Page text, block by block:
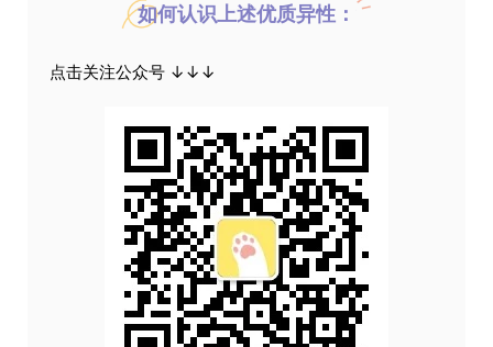
如何认识上述优质异性：
点击关注公众号 ↓↓↓